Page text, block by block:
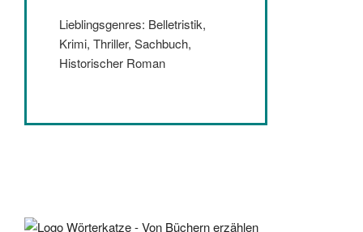
Lieblingsgenres: Belletristik,
Krimi, Thriller, Sachbuch,
Historischer Roman